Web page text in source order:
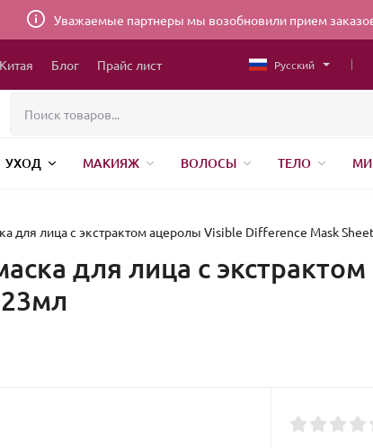
Уважаемые партнеры мы возобновили прием
Блог Прайс лист Русский
УХОД МАКИЯЖ ВОЛОСЫ ТЕЛО
для лица с экстрактом ацеролы Visible Difference Mask
для лица с